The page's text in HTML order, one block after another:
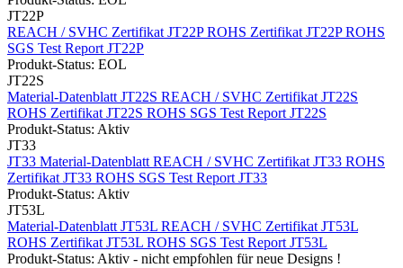
JT22P
REACH / SVHC Zertifikat JT22P ROHS Zertifikat JT22P ROHS
SGS Test Report JT22P
Produkt-Status: EOL
JT22S
Material-Datenblatt JT22S REACH / SVHC Zertifikat JT22S
ROHS Zertifikat JT22S ROHS SGS Test Report JT22S
Produkt-Status: Aktiv
JT33
JT33 Material-Datenblatt REACH / SVHC Zertifikat JT33 ROHS
Zertifikat JT33 ROHS SGS Test Report JT33
Produkt-Status: Aktiv
JT53L
Material-Datenblatt JT53L REACH / SVHC Zertifikat JT53L
ROHS Zertifikat JT53L ROHS SGS Test Report JT53L
Produkt-Status: Aktiv - nicht empfohlen für neue Designs !